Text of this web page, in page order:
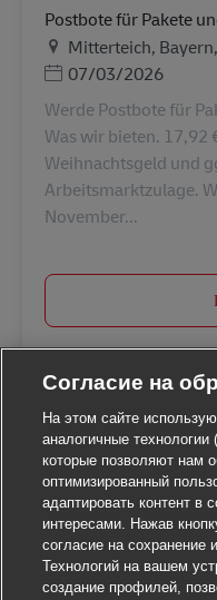
Postbote für Pakete
Местоположение
Mitterteich,
Дата публикации
07/03/2026
Werde Postbote für
Was wir bieten. 17,92
Weihnachtsgeld und
Arbeitsmarktzulage.
November...
Согласие на
На этом сайте
аналогичные
которые позволяют нам
оптимизированный
адаптировать контент в
интересами. Нажав
согласие на сохранение
Технологий на вашем
создание профилей,